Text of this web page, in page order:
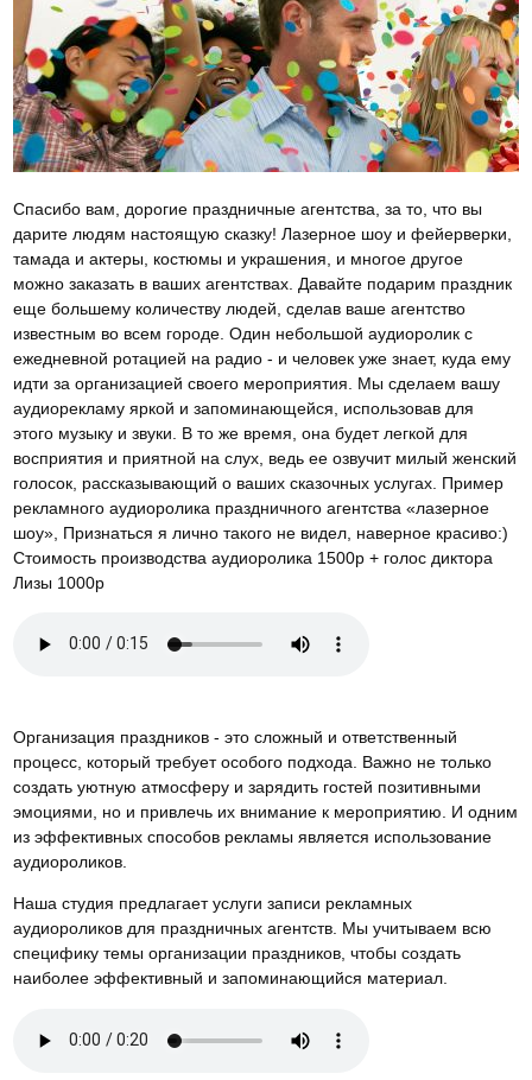
Спасибо вам, дорогие праздничные агентства, за то, что вы
дарите людям настоящую сказку! Лазерное шоу и фейерверки,
тамада и актеры, костюмы и украшения, и многое другое
можно заказать в ваших агентствах. Давайте подарим праздник
еще большему количеству людей, сделав ваше агентство
известным во всем городе. Один небольшой аудиоролик с
ежедневной ротацией на радио - и человек уже знает, куда ему
идти за организацией своего мероприятия. Мы сделаем вашу
аудиорекламу яркой и запоминающейся, использовав для
этого музыку и звуки. В то же время, она будет легкой для
восприятия и приятной на слух, ведь ее озвучит милый женский
голосок, рассказывающий о ваших сказочных услугах. Пример
рекламного аудиоролика праздничного агентства «лазерное
шоу», Признаться я лично такого не видел, наверное красиво:)
Стоимость производства аудиоролика 1500р + голос диктора
Лизы 1000р
Организация праздников - это сложный и ответственный
процесс, который требует особого подхода. Важно не только
создать уютную атмосферу и зарядить гостей позитивными
эмоциями, но и привлечь их внимание к мероприятию. И одним
из эффективных способов рекламы является использование
аудиороликов.
Наша студия предлагает услуги записи рекламных
аудиороликов для праздничных агентств. Мы учитываем всю
специфику темы организации праздников, чтобы создать
наиболее эффективный и запоминающийся материал.